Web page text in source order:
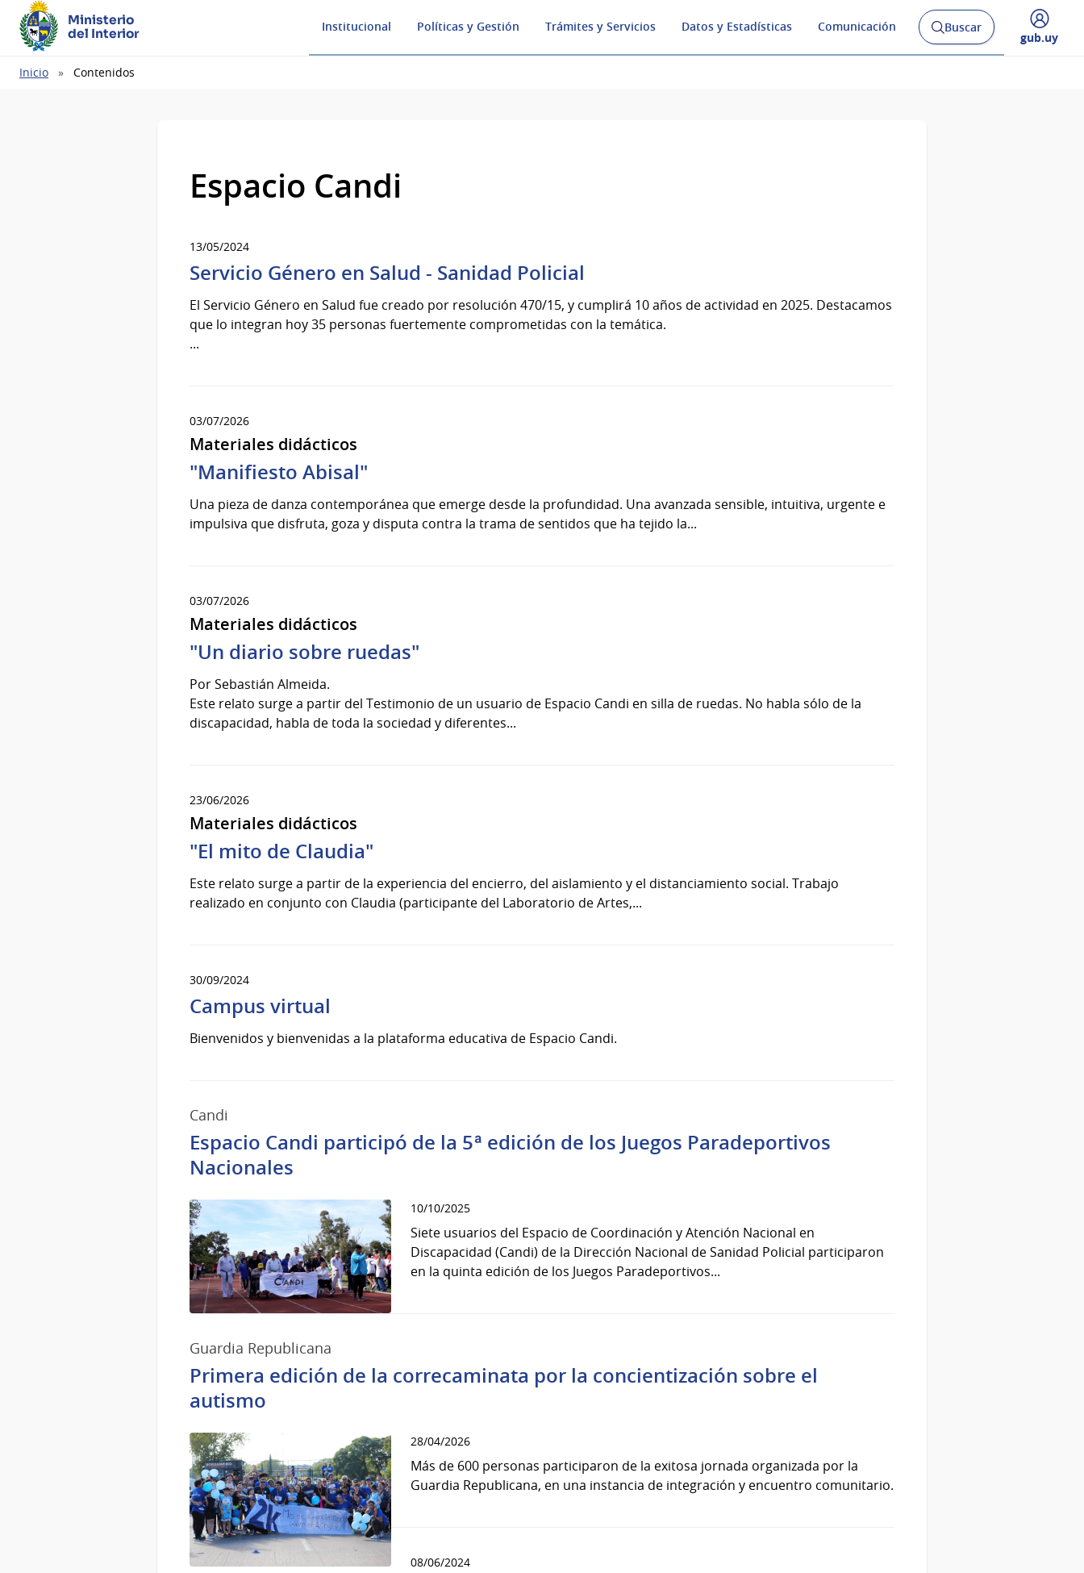
Ministerio
del Interior
Institucional Políticas y Gestión Trámites y Servicios Datos y Estadísticas Comunicación
Abrir
buscador
Buscar
Desplegar
gub.uy
Ruta
Inicio Contenidos
Espacio Candi
13/05/2024
Servicio Género en Salud - Sanidad Policial
El Servicio Género en Salud fue creado por resolución 470/15, y cumplirá 10 años de actividad en 2025. Destacamos
que lo integran hoy 35 personas fuertemente comprometidas con la temática.
...
03/07/2026
Materiales didácticos
"Manifiesto Abisal"
Una pieza de danza contemporánea que emerge desde la profundidad. Una avanzada sensible, intuitiva, urgente e
impulsiva que disfruta, goza y disputa contra la trama de sentidos que ha tejido la...
03/07/2026
Materiales didácticos
"Un diario sobre ruedas"
Por Sebastián Almeida.
Este relato surge a partir del Testimonio de un usuario de Espacio Candi en silla de ruedas. No habla sólo de la
discapacidad, habla de toda la sociedad y diferentes...
23/06/2026
Materiales didácticos
"El mito de Claudia"
Este relato surge a partir de la experiencia del encierro, del aislamiento y el distanciamiento social. Trabajo
realizado en conjunto con Claudia (participante del Laboratorio de Artes,...
30/09/2024
Campus virtual
Bienvenidos y bienvenidas a la plataforma educativa de Espacio Candi.
Candi
Espacio Candi participó de la 5ª edición de los Juegos Paradeportivos
Nacionales
10/10/2025
Siete usuarios del Espacio de Coordinación y Atención Nacional en
Discapacidad (Candi) de la Dirección Nacional de Sanidad Policial participaron
en la quinta edición de los Juegos Paradeportivos...
Guardia Republicana
Primera edición de la correcaminata por la concientización sobre el
autismo
28/04/2026
Más de 600 personas participaron de la exitosa jornada organizada por la
Guardia Republicana, en una instancia de integración y encuentro comunitario.
08/06/2024